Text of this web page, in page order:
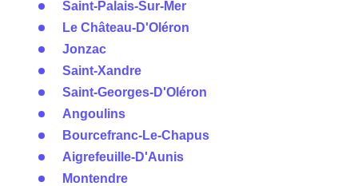
Saint-Palais-Sur-Mer
Le Château-D'Oléron
Jonzac
Saint-Xandre
Saint-Georges-D'Oléron
Angoulins
Bourcefranc-Le-Chapus
Aigrefeuille-D'Aunis
Montendre